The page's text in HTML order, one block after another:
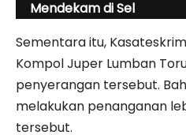
Mendekam di Sel
Sementara itu,
Kompol Juper Lumban
penyerangan tersebut.
melakukan penanganan
tersebut.